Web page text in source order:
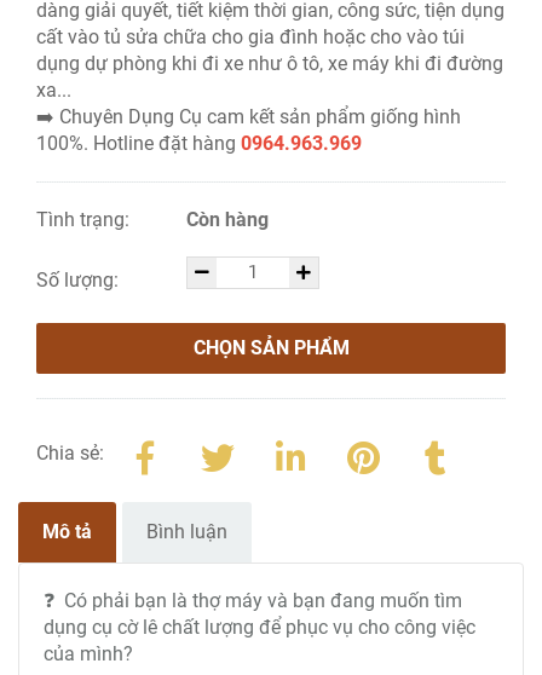
dàng giải quyết, tiết kiệm thời gian, công sức, tiện dụng
cất vào tủ sửa chữa cho gia đình hoặc cho vào túi
dụng dự phòng khi đi xe như ô tô, xe máy khi đi đường
xa...
➡️ Chuyên Dụng Cụ cam kết sản phẩm giống hình
100%. Hotline đặt hàng 0964.963.969
Tình trạng: Còn hàng
Số lượng:
CHỌN SẢN PHẨM
Chia sẻ:
Mô tả Bình luận
❓ Có phải bạn là thợ máy và bạn đang muốn tìm
dụng cụ cờ lê chất lượng để phục vụ cho công việc
của mình?